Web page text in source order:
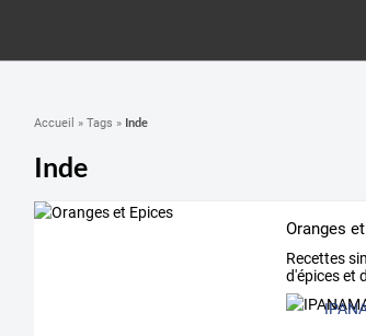
Accueil » Tags » Inde
Inde
Oranges
Recettes
d'épiceset
SUPPRIMER